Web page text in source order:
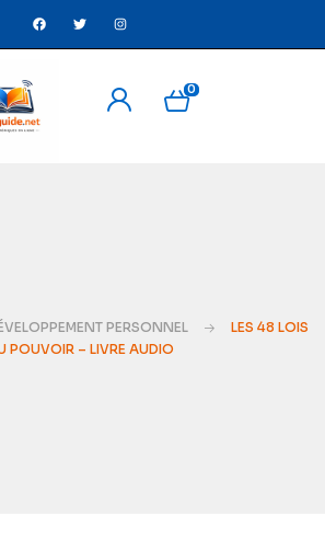
0
PERSONNEL
LES 48 LOIS
POUVOIR – LIVRE AUDIO